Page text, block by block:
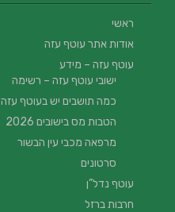
ראשי
אודות אתר עוטף עזה
עוטף עזה – מידע
ישובי עוטף עזה – רשימה
כמה תושבים יש בעוטף עזה
הטבות מס בישובים 2026
מרפאה מכבי עין הבשור
סרטונים
עוטף נדל”ן
חרבות ברזל